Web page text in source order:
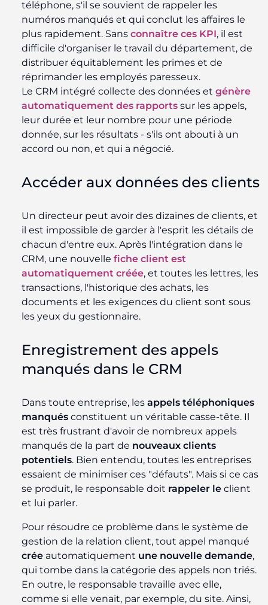
téléphone, s'il se souvient de rappeler les
numéros manqués et qui conclut les affaires le
plus rapidement. Sans connaître ces KPI, il est
difficile d'organiser le travail du département, de
distribuer équitablement les primes et de
réprimander les employés paresseux.
Le CRM intégré collecte des données et génère
automatiquement des rapports sur les appels,
leur durée et leur nombre pour une période
donnée, sur les résultats - s'ils ont abouti à un
accord ou non, et qui a négocié.
Accéder aux données des clients
Un directeur peut avoir des dizaines de clients, et
il est impossible de garder à l'esprit les détails de
chacun d'entre eux. Après l'intégration dans le
CRM, une nouvelle fiche client est
automatiquement créée, et toutes les lettres, les
transactions, l'historique des achats, les
documents et les exigences du client sont sous
les yeux du gestionnaire.
Enregistrement des appels
manqués dans le CRM
Dans toute entreprise, les appels téléphoniques
manqués constituent un véritable casse-tête. Il
est très frustrant d'avoir de nombreux appels
manqués de la part de nouveaux clients
potentiels. Bien entendu, toutes les entreprises
essaient de minimiser ces "défauts". Mais si ce cas
se produit, le responsable doit rappeler le client
et lui parler.
Pour résoudre ce problème dans le système de
gestion de la relation client, tout appel manqué
crée automatiquement une nouvelle demande,
qui tombe dans la catégorie des appels non triés.
En outre, le responsable travaille avec elle,
comme si elle venait, par exemple, du site. Ainsi,